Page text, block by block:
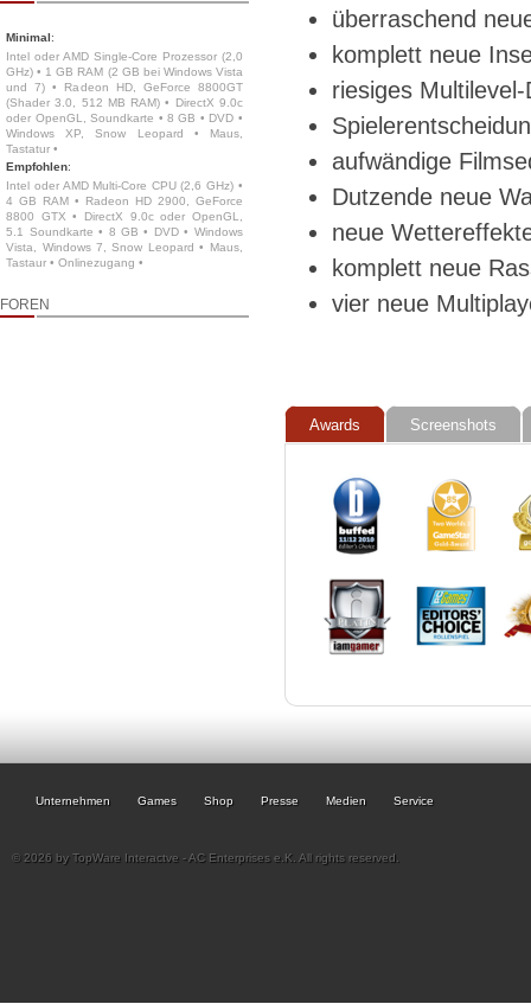
Minimal:
Intel oder AMD Single-Core Prozessor (2,0
GHz) • 1 GB RAM (2 GB bei Windows Vista
und 7) • Radeon HD, GeForce 8800GT
(Shader 3.0, 512 MB RAM) • DirectX 9.0c
oder OpenGL, Soundkarte • 8 GB • DVD •
Windows XP, Snow Leopard • Maus,
Tastatur •
Empfohlen:
Intel oder AMD Multi-Core CPU (2,6 GHz) •
4 GB RAM • Radeon HD 2900, GeForce
8800 GTX • DirectX 9.0c oder OpenGL,
5.1 Soundkarte • 8 GB • DVD • Windows
Vista, Windows 7, Snow Leopard • Maus,
Tastaur • Onlinezugang •
FOREN
überraschend
komplett neue
riesiges
aufwändige
Dutzende neue
neue
komplett neue
vier neue
Awards Screenshots
Unternehmen Games Shop Presse Medien Service
© 2026 by TopWare Interactve - AC Enterprises e.K. All rights reserved.